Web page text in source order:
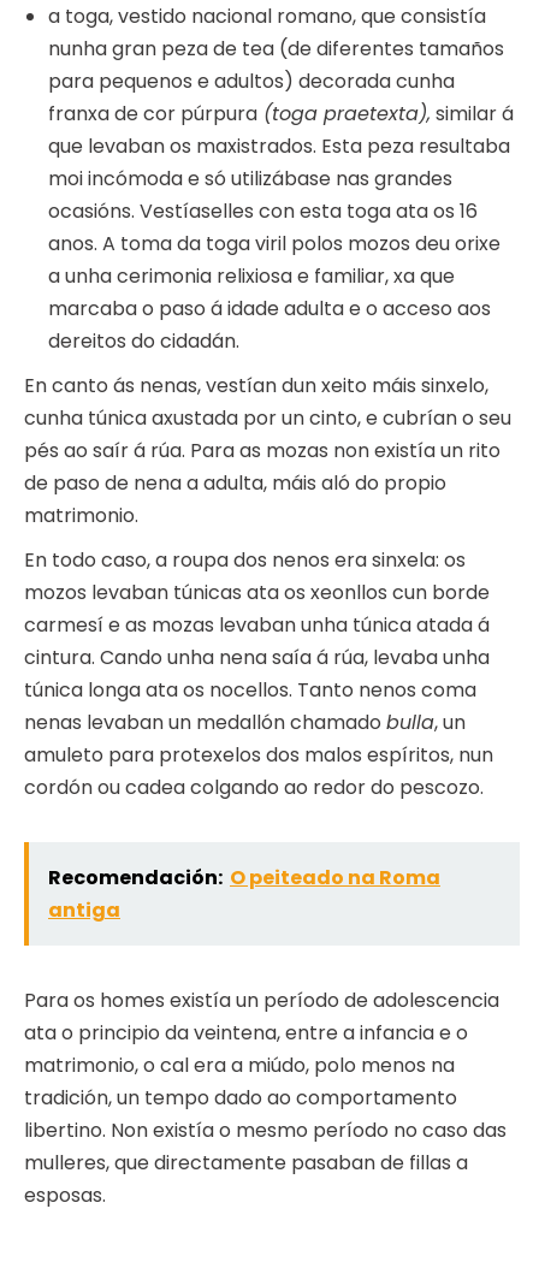
a toga, vestido nacional romano, que consistía
nunha gran peza de tea (de diferentes tamaños
para pequenos e adultos) decorada cunha
franxa de cor púrpura (toga praetexta), similar á
que levaban os maxistrados. Esta peza resultaba
moi incómoda e só utilizábase nas grandes
ocasións. Vestíaselles con esta toga ata os 16
anos. A toma da toga viril polos mozos deu orixe
a unha cerimonia relixiosa e familiar, xa que
marcaba o paso á idade adulta e o acceso aos
dereitos do cidadán.
En canto ás nenas, vestían dun xeito máis sinxelo,
cunha túnica axustada por un cinto, e cubrían o seu
pés ao saír á rúa. Para as mozas non existía un rito
de paso de nena a adulta, máis aló do propio
matrimonio.
En todo caso, a roupa dos nenos era sinxela: os
mozos levaban túnicas ata os xeonllos cun borde
carmesí e as mozas levaban unha túnica atada á
cintura. Cando unha nena saía á rúa, levaba unha
túnica longa ata os nocellos. Tanto nenos coma
nenas levaban un medallón chamado bulla, un
amuleto para protexelos dos malos espíritos, nun
cordón ou cadea colgando ao redor do pescozo.
Recomendación: O peiteado na Roma
antiga
Para os homes existía un período de adolescencia
ata o principio da veintena, entre a infancia e o
matrimonio, o cal era a miúdo, polo menos na
tradición, un tempo dado ao comportamento
libertino. Non existía o mesmo período no caso das
mulleres, que directamente pasaban de fillas a
esposas.